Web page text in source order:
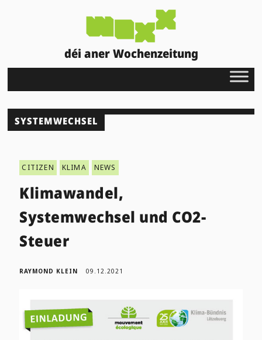
déi aner Wochenzeitung
SYSTEMWECHSEL
CITIZEN KLIMA NEWS
Klimawandel,
Systemwechsel und CO2-
Steuer
RAYMOND KLEIN 09.12.2021